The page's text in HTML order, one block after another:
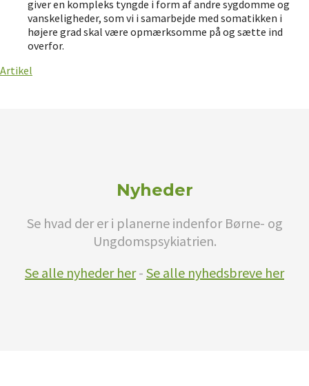
giver en kompleks tyngde i form af andre sygdomme og
vanskeligheder, som vi i samarbejde med somatikken i
højere grad skal være opmærksomme på og sætte ind
overfor.
Artikel
Nyheder
Se hvad der er i planerne indenfor Børne- og
Ungdomspsykiatrien.
Se alle nyheder her- Se alle nyhedsbreve her